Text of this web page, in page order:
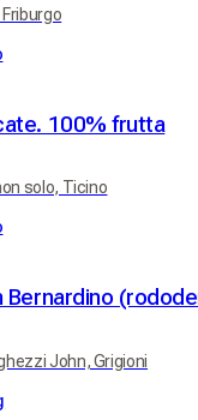
100% frutta
solo, Ticino
John, Grigioni